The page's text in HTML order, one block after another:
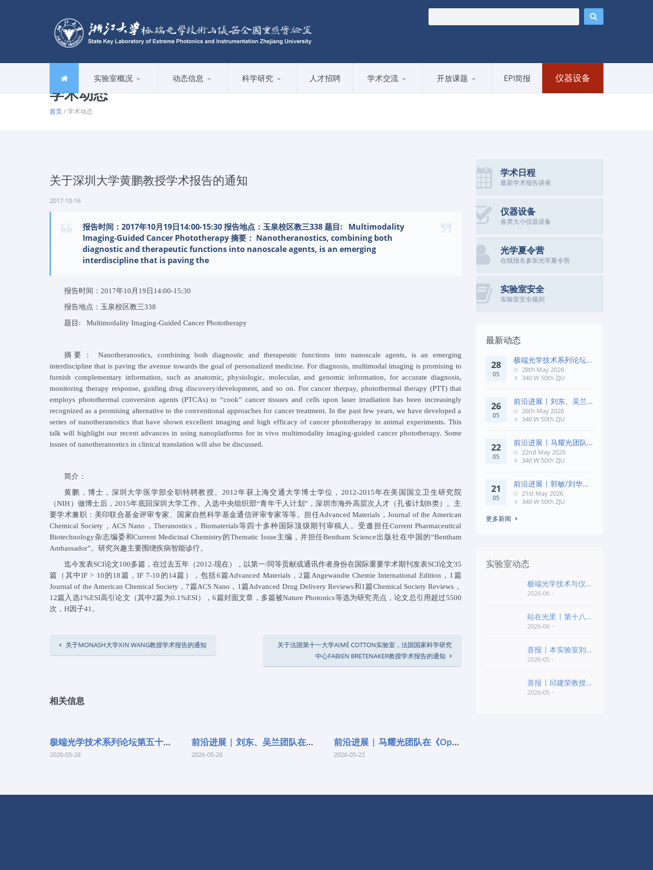
实验室概况 动态信息 科学研究 人才招聘 学术交流 开放课题 EPI简报 仪器设备
学术动态
首页/ 学术动态
关于深圳大学黄鹏教授学术报告的通知
2017-10-16
报告时间：2017年10月19日14:00-15:30 报告地点：玉泉校区教三338 题目: Multimodality
Imaging-Guided Cancer Phototherapy 摘要： Nanotheranostics, combining both
diagnostic and therapeutic functions into nanoscale agents, is an emerging
interdiscipline that is paving the
报告时间：2017年10月19日14:00-15:30
报告地点：玉泉校区教三338
题目: Multimodality Imaging-Guided Cancer Phototherapy
摘要： Nanotheranostics, combining both diagnostic and therapeutic functions into nanoscale agents, is an emerging
interdiscipline that is paving the avenue towards the goal of personalized medicine. For diagnosis, multimodal imaging is promising to
furnish complementary information, such as anatomic, physiologic, molecular, and genomic information, for accurate diagnosis,
monitoring therapy response, guiding drug discovery/development, and so on. For cancer therpay, photothermal therapy (PTT) that
employs photothermal conversion agents (PTCAs) to “cook” cancer tissues and cells upon laser irradiation has been increasingly
recognized as a promising alternative to the conventional approaches for cancer treatment. In the past few years, we have developed a
series of nanotheranostics that have shown excellent imaging and high efficacy of cancer phototherapy in animal experiments. This
talk will highlight our recent advances in using nanoplatforms for in vivo multimodality imaging-guided cancer phototherapy. Some
issues of nanotheranostics in clinical translation will also be discussed.
简介：
黄鹏，博士，深圳大学医学部全职特聘教授。2012年获上海交通大学博士学位，2012-2015年在美国国立卫生研究院
（NIH）做博士后，2015年底回深圳大学工作。入选中央组织部“青年千人计划”，深圳市海外高层次人才（孔雀计划B类）。主
要学术兼职：美印联合基金评审专家、国家自然科学基金通信评审专家等等。担任Advanced Materials，Journal of the American
Chemical Society，ACS Nano，Theranostics，Biomaterials等四十多种国际顶级期刊审稿人。受邀担任Current Pharmaceutical
Biotechnology杂志编委和Current Medicinal Chemistry的Thematic Issue主编，并担任Bentham Science出版社在中国的“Bentham
Ambassador”。研究兴趣主要围绕疾病智能诊疗。
迄今发表SCI论文100多篇，在过去五年（2012-现在），以第一/同等贡献或通讯作者身份在国际重要学术期刊发表SCI论文35
篇（其中IF > 10的18篇，IF 7-10的14篇），包括6篇Advanced Materials，2篇Angewandte Chemie International Edition，1篇
Journal of the American Chemical Society，7篇ACS Nano，1篇Advanced Drug Delivery Reviews和1篇Chemical Society Reviews，
12篇入选1%ESI高引论文（其中2篇为0.1%ESI），6篇封面文章，多篇被Nature Photonics等选为研究亮点，论文总引用超过5500
次，H因子41。
关于MONASH大学XIN WANG教授学术报告的通知
关于法国第十一大学AIMÉ COTTON实验室，法国国家科学研究
中心FABIEN BRETENAKER教授学术报告的通知
相关信息
极端光学技术系列论坛第五十七期
2026-05-28
前沿进展 | 刘东、吴兰团队在《Remo
2026-05-26
前沿进展 | 马耀光团队在《Optica
2026-05-22
学术日程
最新学术报告讲座
仪器设备
各类大小仪器设备
光学夏令营
在线报名参加光学夏令营
实验室安全
实验室安全规则
最新动态
28
05
极端光学技术系列论坛第
五十七期
28th May 2026
340 W 50th ZJU
26
05
前沿进展 | 刘东、吴兰
团队在《Remote Sens. E
26th May 2026
340 W 50th ZJU
22
05
前沿进展 | 马耀光团队
在《Optica》发文：突破
几何相位
22nd May 2026
340 W 50th ZJU
21
05
前沿进展 | 郭敏/刘华锋
团队在《Nature
Commun
21st May 2026
340 W 50th ZJU
更多新闻
实验室动态
极端光学技术与仪器
全国重点实验室第四
2026-06
站在光里 | 第十八届
公益EPI中学生光
2026-06
喜报 | 本实验室刘旭
老师和陈红胜老师荣
2026-05
喜报 | 邱建荣教授团
队研究成果入选20
2026-05